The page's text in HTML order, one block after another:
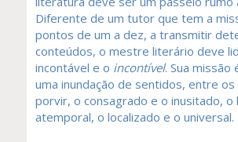
Diferente de um tutor que tem a
pontos de um a dez, a transmitir
conteúdos, o mestre literário deve
incontável e o incontível. Sua missão
uma inundação de sentidos, entre os
porvir, o consagrado e o inusitado, o
atemporal, o localizado e o universal.